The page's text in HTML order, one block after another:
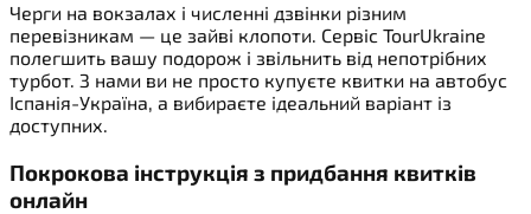
Черги на вокзалах і численні дзвінки різним
перевізникам — це зайві клопоти. Сервіс TourUkraine
полегшить вашу подорож і звільнить від непотрібних
турбот. З нами ви не просто купуєте квитки на автобус
Іспанія-Україна, а вибираєте ідеальний варіант із
доступних.
Покрокова інструкція з придбання квитків
онлайн